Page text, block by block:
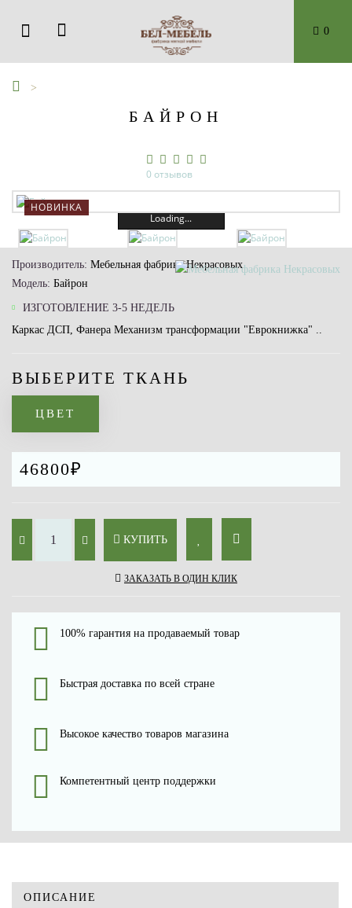
0
БАЙРОН
0 отзывов
НОВИНКА
Loading...
Производитель: Мебельная фабрика Некрасовых
Модель: Байрон
ИЗГОТОВЛЕНИЕ 3-5 НЕДЕЛЬ
Каркас ДСП, Фанера Механизм трансформации "Еврокнижка" ..
ВЫБЕРИТЕ ТКАНЬ
ЦВЕТ
46800₽
КУПИТЬ
ЗАКАЗАТЬ В ОДИН КЛИК
100% гарантия на продаваемый товар
Быстрая доставка по всей стране
Высокое качество товаров магазина
Компетентный центр поддержки
ОПИСАНИЕ